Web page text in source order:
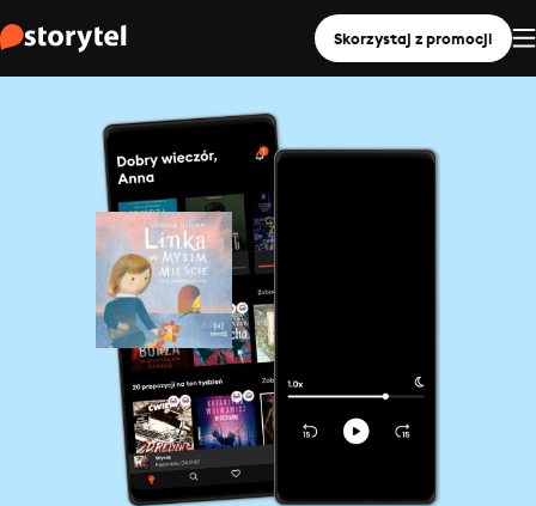
Skorzystaj z promocji